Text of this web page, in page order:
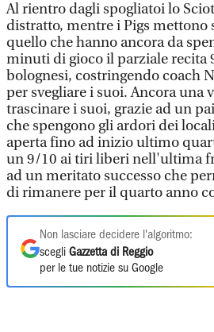
Al rientro dagli spogliatoi lo
distratto, mentre i Pigs mettono
quello che hanno ancora da
minuti di gioco il parziale recita
bolognesi, costringendo coach
per svegliare i suoi. Ancora una
trascinare i suoi, grazie ad un
che spengono gli ardori dei
aperta fino ad inizio ultimo
un 9/10 ai tiri liberi nell'ultima
ad un meritato successo che
di rimanere per il quarto anno
Non lasciare decidere l'algoritmo:
scegli Gazzetta di Reggio
per le tue notizie su Google